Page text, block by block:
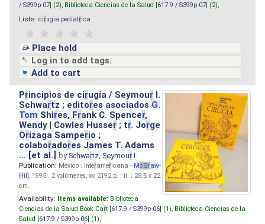
/ S399p-07 ] (2), Biblioteca Ciencias de la Salud [ 617.9 / S399p-07 ] (2),
Lists: cirugia pediatrica
Place hold
Log in to add tags.
Add to cart
Principios de cirugía / Seymour I.
Schwartz ; editores asociados G.
Tom Shires, Frank C. Spencer,
Wendy | Cowles Husser ; tr. Jorge
Orizaga Samperio ;
colaboradores James T. Adams
... [et al.]by Schwartz, Seymour I.
Publication: México : Interamericana - McGraw-
Hill, 1995 . 2 volúmenes, xv, 2192 p. : il. ; 28.5 x 22
cm.
Availability: Items available: Biblioteca
Ciencias de la Salud Book Cart [ 617.9 / S399p-06 ] (1), Biblioteca Ciencias de la
Salud [ 617.9 / S399p-06 ] (1),